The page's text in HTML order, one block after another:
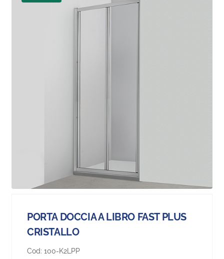
PORTA DOCCIA A LIBRO FAST PLUS
CRISTALLO
Cod: 100-K2LPP